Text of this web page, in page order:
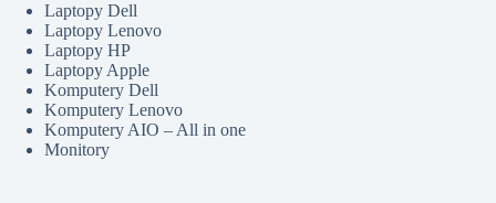
Laptopy Dell
Laptopy Lenovo
Laptopy HP
Laptopy Apple
Komputery Dell
Komputery Lenovo
Komputery AIO – All in one
Monitory